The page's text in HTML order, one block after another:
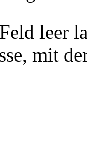
leer
mit